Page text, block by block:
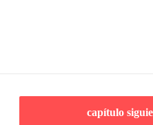
capítulo